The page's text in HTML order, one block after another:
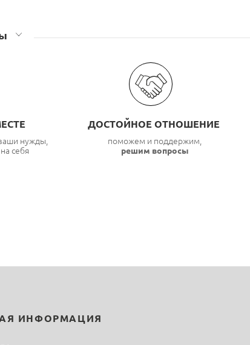
нужды,
себя
ДОСТОЙНОЕ ОТНОШЕНИЕ
поможем и поддержим,
решим вопросы
ИНФОРМАЦИЯ